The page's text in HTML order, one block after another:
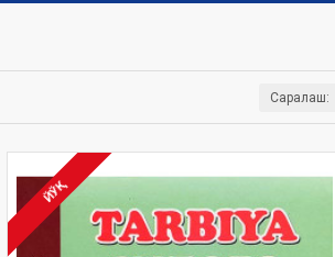
Саралаш:
ЙЎҚ